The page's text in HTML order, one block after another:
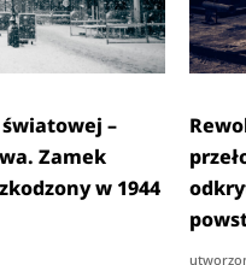
–
Zamek
w 1944